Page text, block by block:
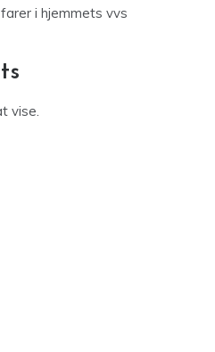
i hjemmets vvs
vise.